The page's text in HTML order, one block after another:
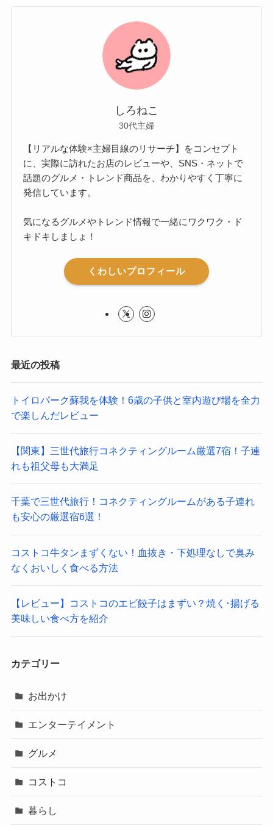
しろねこ
30代主婦
【リアルな体験×主婦目線のリサーチ】をコンセプト
に、実際に訪れたお店のレビューや、SNS・ネットで
話題のグルメ・トレンド商品を、わかりやすく丁寧に
発信しています。
気になるグルメやトレンド情報で一緒にワクワク・ド
キドキしましょ！
くわしいプロフィール
最近の投稿
トイロパーク蘇我を体験！6歳の子供と室内遊び場を全力
で楽しんだレビュー
【関東】三世代旅行コネクティングルーム厳選7宿！子連
れも祖父母も大満足
千葉で三世代旅行！コネクティングルームがある子連れ
も安心の厳選宿6選！
コストコ牛タンまずくない！血抜き・下処理なしで臭み
なくおいしく食べる方法
【レビュー】コストコのエビ餃子はまずい？焼く･揚げる
美味しい食べ方を紹介
カテゴリー
お出かけ
エンターテイメント
グルメ
コストコ
暮らし